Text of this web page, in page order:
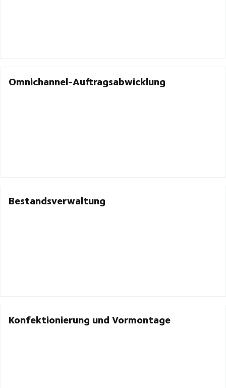
Omnichannel-Auftragsabwicklung
Bestandsverwaltung
Konfektionierung und Vormontage